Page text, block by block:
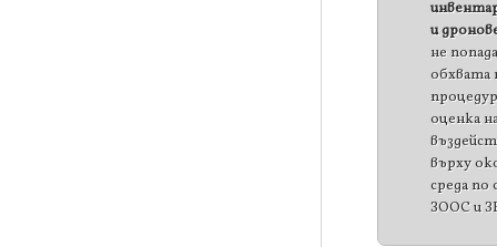
и
не
обхвата
оценка
върху
среда по
ЗООС и